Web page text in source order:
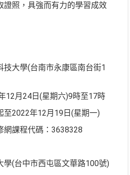
證照，具強而有力的學習成效
技大學(台南市永康區南台街1
12月24日(星期六)9時至17時
至2022年12月19日(星期一)
網課程代碼：3638328
學(台中市西屯區文華路100號)